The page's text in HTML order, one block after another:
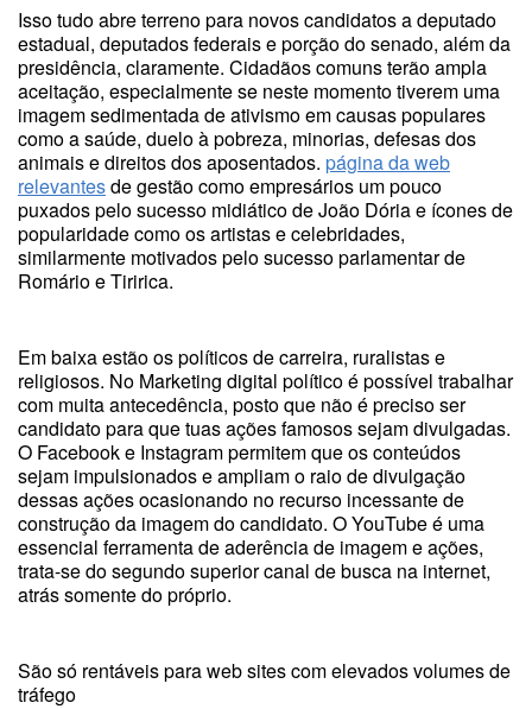
Isso tudo abre terreno para novos candidatos a deputado
estadual, deputados federais e porção do senado, além da
presidência, claramente. Cidadãos comuns terão ampla
aceitação, especialmente se neste momento tiverem uma
imagem sedimentada de ativismo em causas populares
como a saúde, duelo à pobreza, minorias, defesas dos
animais e direitos dos aposentados. página da web
relevantesde gestão como empresários um pouco
puxados pelo sucesso midiático de João Dória e ícones de
popularidade como os artistas e celebridades,
similarmente motivados pelo sucesso parlamentar de
Romário e Tiririca.
Em baixa estão os políticos de carreira, ruralistas e
religiosos. No Marketing digital político é possível trabalhar
com muita antecedência, posto que não é preciso ser
candidato para que tuas ações famosos sejam divulgadas.
O Facebook e Instagram permitem que os conteúdos
sejam impulsionados e ampliam o raio de divulgação
dessas ações ocasionando no recurso incessante de
construção da imagem do candidato. O YouTube é uma
essencial ferramenta de aderência de imagem e ações,
trata-se do segundo superior canal de busca na internet,
atrás somente do próprio.
São só rentáveis para web sites com elevados volumes de
tráfego